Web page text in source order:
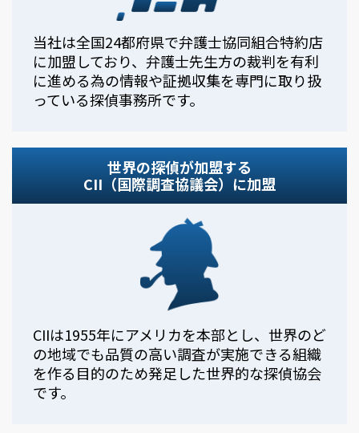
当社は全国24都府県で弁護士協同組合特約店
に加盟しており、弁護士先生方の裁判を有利
に進める為の情報や証拠収集を専門に取り扱
っている探偵事務所です。
世界の探偵が加盟する
CII（国際調査協議会）に加盟
CIIは1955年にアメリカを本部とし、世界のど
の地域でも品質の高い調査が実施できる組織
を作る目的のため発足した世界的な探偵協会
です。